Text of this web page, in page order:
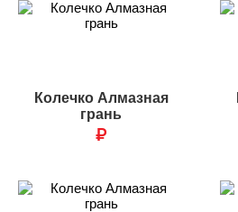
Колечко Алмазная
грань
₽